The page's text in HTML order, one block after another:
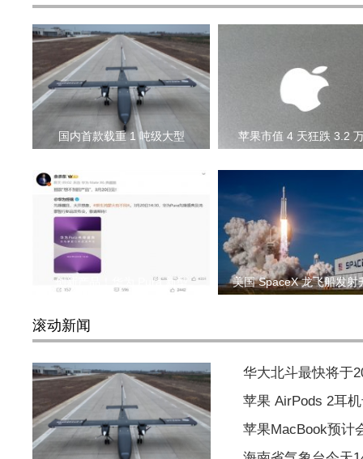
国内首款载重 1 吨级大型 苹果市值 4 天狂跌 3.2
创新产品！华为 Pura 新型 美国 SpaceX 龙飞船发射
滚动新闻
华大北斗最快将于
苹果 AirPods 2耳
苹果MacBook预计